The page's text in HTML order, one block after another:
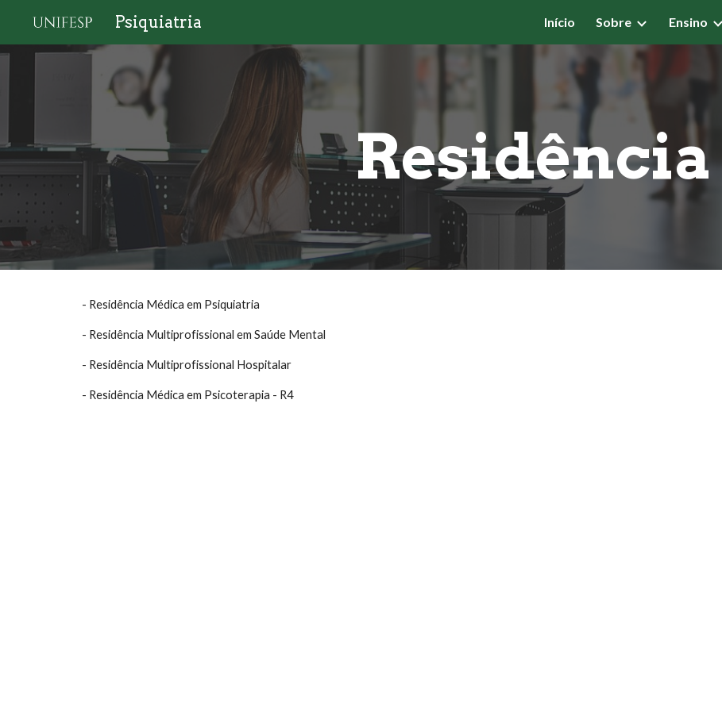
Skip to navigation
Psiquiatria Início Sobre Ensino
Residência
- Residência Médica em Psiquiatria
- Residência Multiprofissional em Saúde Mental
- Residência Multiprofissional Hospitalar
- Residência Médica em Psicoterapia - R4